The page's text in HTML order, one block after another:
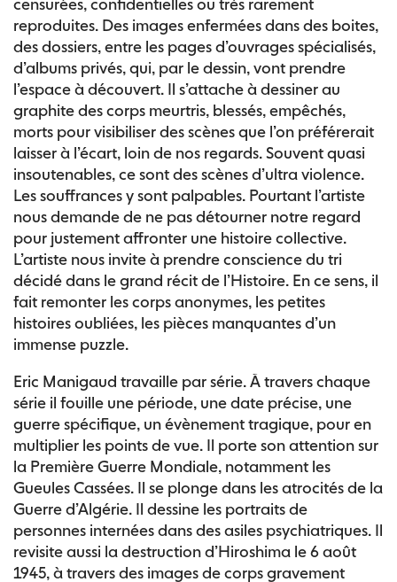
censurées, confidentielles ou très rarement
reproduites. Des images enfermées dans des boites,
des dossiers, entre les pages d’ouvrages spécialisés,
d’albums privés, qui, par le dessin, vont prendre
l’espace à découvert. Il s’attache à dessiner au
graphite des corps meurtris, blessés, empêchés,
morts pour visibiliser des scènes que l’on préférerait
laisser à l’écart, loin de nos regards. Souvent quasi
insoutenables, ce sont des scènes d’ultra violence.
Les souffrances y sont palpables. Pourtant l’artiste
nous demande de ne pas détourner notre regard
pour justement affronter une histoire collective.
L’artiste nous invite à prendre conscience du tri
décidé dans le grand récit de l’Histoire. En ce sens, il
fait remonter les corps anonymes, les petites
histoires oubliées, les pièces manquantes d’un
immense puzzle.
Eric Manigaud travaille par série. À travers chaque
série il fouille une période, une date précise, une
guerre spécifique, un évènement tragique, pour en
multiplier les points de vue. Il porte son attention sur
la Première Guerre Mondiale, notamment les
Gueules Cassées. Il se plonge dans les atrocités de la
Guerre d’Algérie. Il dessine les portraits de
personnes internées dans des asiles psychiatriques. Il
revisite aussi la destruction d’Hiroshima le 6 août
1945, à travers des images de corps gravement